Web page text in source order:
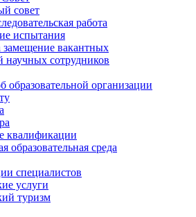
совет
работа
испытания
замещение вакантных
научных сотрудников
образовательной организации
квалификации
образовательная среда
специалистов
услуги
туризм